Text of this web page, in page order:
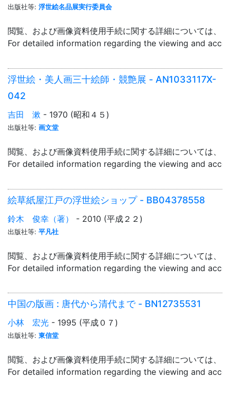
出版社等: 浮世絵名品展実行委員会
閲覧、および画像資料使用手続に関する詳細については、「
For detailed information regarding the viewing and
浮世絵・美人画三十絵師・競艶展 - AN1033117X-
042
吉田 漱 - 1970 (昭和４５)
出版社等: 画文堂
閲覧、および画像資料使用手続に関する詳細については、「
For detailed information regarding the viewing and
絵草紙屋江戸の浮世絵ショップ - BB04378558
鈴木 俊幸（著） - 2010 (平成２２)
出版社等: 平凡社
閲覧、および画像資料使用手続に関する詳細については、「
For detailed information regarding the viewing and
中国の版画 : 唐代から清代まで - BN12735531
小林 宏光 - 1995 (平成０７)
出版社等: 東信堂
閲覧、および画像資料使用手続に関する詳細については、「
For detailed information regarding the viewing and